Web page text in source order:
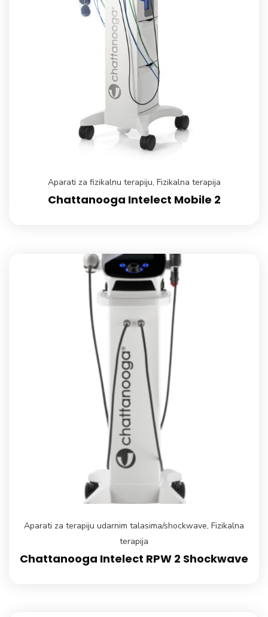
Aparati za fizikalnu terapiju, Fizikalna terapija
Chattanooga Intelect Mobile 2
Aparati za terapiju udarnim talasima/shockwave, Fizikalna
terapija
Chattanooga Intelect RPW 2 Shockwave